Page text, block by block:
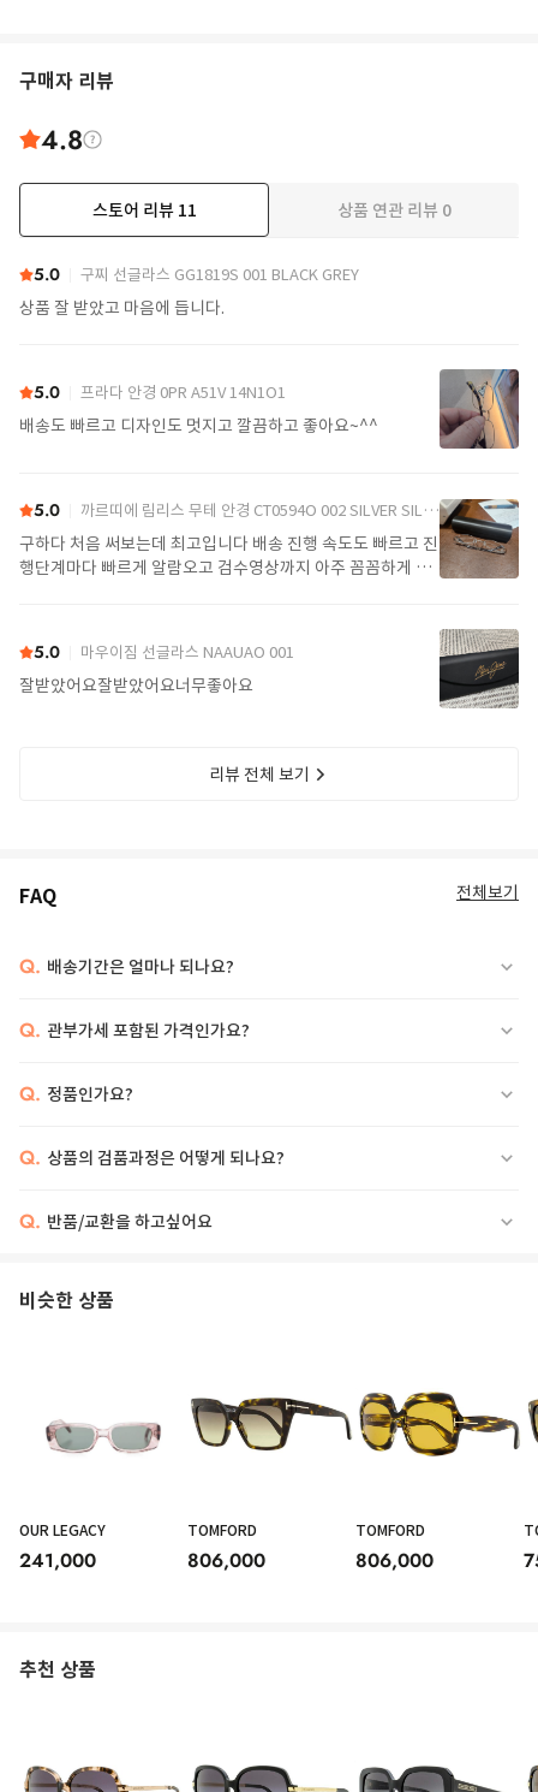
구매자 리뷰
4.8
스토어 리뷰 11 상품 연관 리뷰 0
5.0 구찌 선글라스 GG1819S 001 BLACK GREY
상품 잘 받았고 마음에 듭니다.
5.0 프라다 안경 0PR A51V 14N1O1
배송도 빠르고 디자인도 멋지고 깔끔하고 좋아요~^^
5.0 까르띠에 림리스 무테 안경 CT0594O 002 SILVER SILVER TRANSPARENT
구하다 처음 써보는데 최고입니다 배송 진행 속도도 빠르고 진
행단계마다 빠르게 알람오고 검수영상까지 아주 꼼꼼하게 찍
5.0 마우이짐 선글라스 NAAUAO 001
잘받았어요잘받았어요너무좋아요
리뷰 전체 보기
FAQ 전체보기
Q. 배송기간은 얼마나 되나요?
Q. 관부가세 포함된 가격인가요?
Q. 정품인가요?
Q. 상품의 검품과정은 어떻게 되나요?
Q. 반품/교환을 하고싶어요
비슷한 상품
OUR LEGACY
241,000
TOMFORD
806,000
TOMFORD
806,000
추천 상품